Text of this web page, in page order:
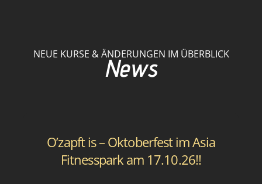
NEUE KURSE & ÄNDERUNGEN IM ÜBERBLICK
News
O’zapft is – Oktoberfest im Asia
Fitnesspark am 17.10.26!!